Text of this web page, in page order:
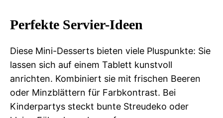
Perfekte Servier-Ideen
Diese Mini-Desserts bieten viele Pluspunkte: Sie
lassen sich auf einem Tablett kunstvoll
anrichten. Kombiniert sie mit frischen Beeren
oder Minzblättern für Farbkontrast. Bei
Kinderpartys steckt bunte Streudeko oder